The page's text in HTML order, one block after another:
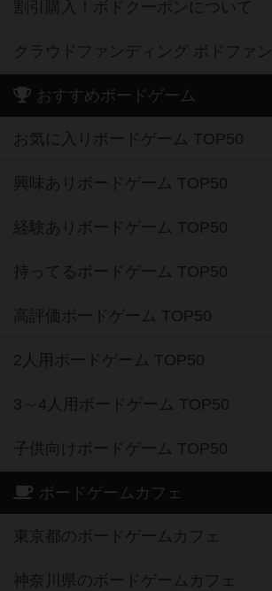
割引購入！ボドクーポンについて
クラウドファンディング ボドファン
おすすめボードゲーム
お気に入りボードゲーム TOP50
興味ありボードゲーム TOP50
経験ありボードゲーム TOP50
持ってるボードゲーム TOP50
高評価ボードゲーム TOP50
2人用ボードゲーム TOP50
3～4人用ボードゲーム TOP50
子供向けボードゲーム TOP50
ボードゲームカフェ
東京都のボードゲームカフェ
神奈川県のボードゲームカフェ